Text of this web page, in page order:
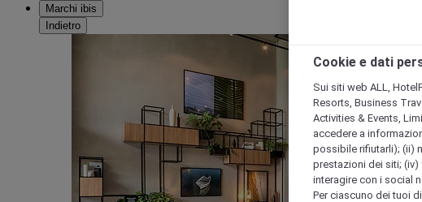
Marchi ibis
Indietro
Cookie e dati
Sui siti web ALL,
Resorts, Business
Activities & Events,
accedere a
possibile rifiutarli); (ii)
prestazioni dei siti;
interagire con i social
Per ciascuno dei tuoi